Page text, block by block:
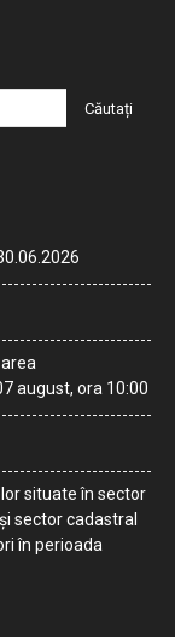
august, ora 10:00
situate în sector
sector cadastral
în perioada